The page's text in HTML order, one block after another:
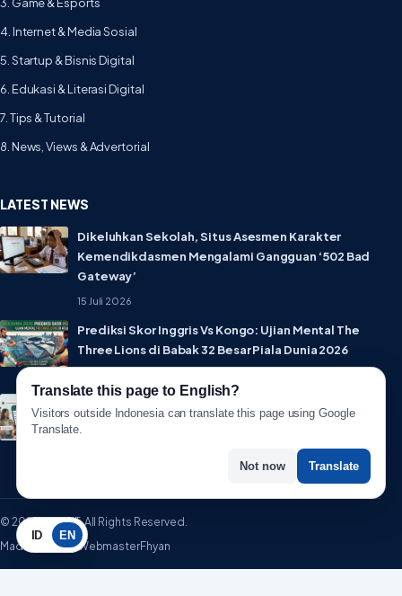
4. Internet & Media Sosial
5. Startup & Bisnis Digital
6. Edukasi & Literasi Digital
7. Tips & Tutorial
8. News, Views & Advertorial
LATEST NEWS
Dikeluhkan Sekolah, Situs Asesmen Karakter
Kemendikdasmen Mengalami Gangguan ‘502 Bad
Gateway’
15 Juli 2026
Prediksi Skor Inggris Vs Kongo: Ujian Mental The
Three Lions di Babak 32 Besar Piala Dunia 2026
© 2026 WartaIT. All Rights Reserved.
Made with ♥ by WebmasterFhyan
ID EN
Translate this page to English?
Visitors outside Indonesia can translate this page using Google
Translate.
Not now Translate